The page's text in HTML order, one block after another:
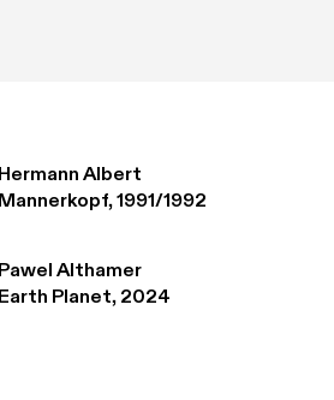
Hermann Albert
Mannerkopf, 1991/1992
Pawel Althamer
Earth Planet, 2024